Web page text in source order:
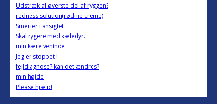
Udstræk af øverste del af ryggen?
redness solution(rødme creme)
Smerter i ansigtet
Skal rygere med kæledyr..
min kære veninde
Jeg er stoppet !
fejldiagnose? kan det ændres?
min højde
Please hjælp!